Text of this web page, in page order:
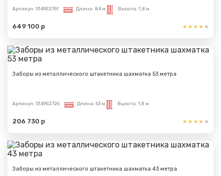
Артикул: S149E2761 Длина: 84 м Высота: 1,8 м
649 100 р
Заборы из металлического штакетника шахматка 53 метра
Артикул: S149E2725 Длина: 53 м Высота: 1,8 м
206 730 р
Заборы из металлического штакетника шахматка 43 метра